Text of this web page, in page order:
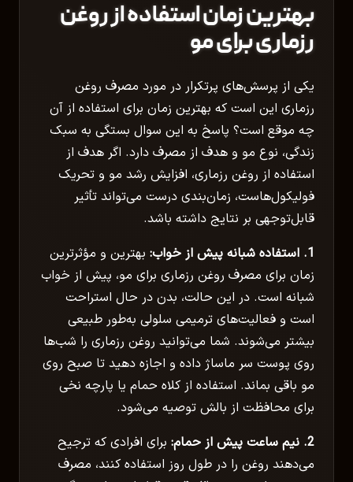
بهترین زمان استفاده از روغن
رزماری برای مو
یکی از پرسش‌های پرتکرار در مورد مصرف روغن
رزماری این است که بهترین زمان برای استفاده از آن
چه موقع است؟ پاسخ به این سوال بستگی به سبک
زندگی، نوع مو و هدف از مصرف دارد. اگر هدف از
استفاده از روغن رزماری، افزایش رشد مو و تحریک
فولیکول‌هاست، زمان‌بندی درست می‌تواند تأثیر
قابل‌توجهی بر نتایج داشته باشد.
1. استفاده شبانه پیش از خواب:
بهترین و مؤثرترین
زمان برای مصرف روغن رزماری برای مو، پیش از خواب
شبانه است. در این حالت، بدن در حال استراحت
است و فعالیت‌های ترمیمی سلولی به‌طور طبیعی
بیشتر می‌شوند. شما می‌توانید روغن رزماری را شب‌ها
روی پوست سر ماساژ داده و اجازه دهید تا صبح روی
مو باقی بماند. استفاده از کلاه حمام یا پارچه نخی
برای محافظت از بالش توصیه می‌شود.
2. نیم ساعت پیش از حمام:
برای افرادی که ترجیح
می‌دهند روغن را در طول روز استفاده کنند، مصرف